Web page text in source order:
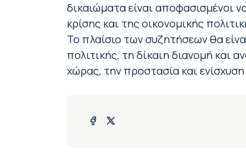
δικαιώματα είναι αποφασισμένοι
κρίσης και της οικονομικής
Το πλαίσιο των συζητήσεων θα
πολιτικής, τη δίκαιη διανομή και
χώρας, την προστασία και